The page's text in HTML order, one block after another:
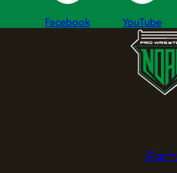
Facebook YouTube
ニュ